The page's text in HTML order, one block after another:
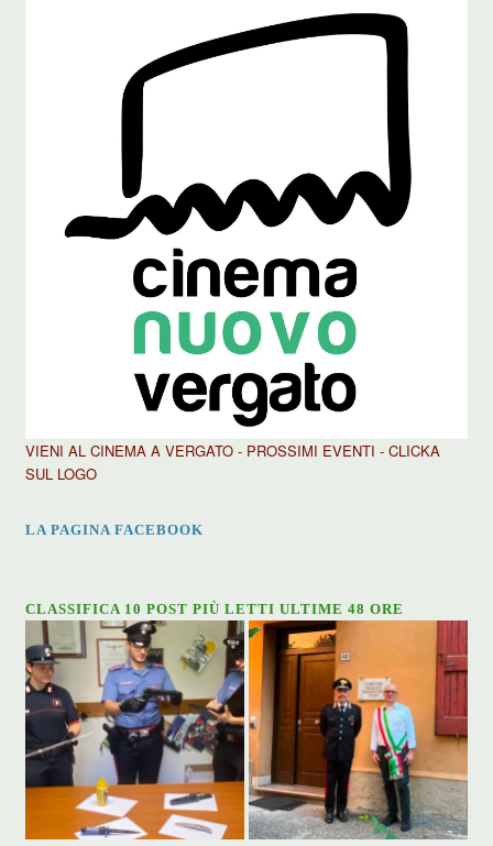
VIENI AL CINEMA A VERGATO - PROSSIMI EVENTI - CLICKA
SUL LOGO
LA PAGINA FACEBOOK
CLASSIFICA 10 POST PIÙ LETTI ULTIME 48 ORE